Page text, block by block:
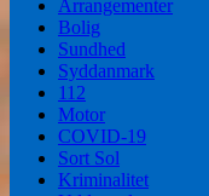
Arrangementer
Bolig
Sundhed
Syddanmark
112
Motor
COVID-19
Sort Sol
Kriminalitet